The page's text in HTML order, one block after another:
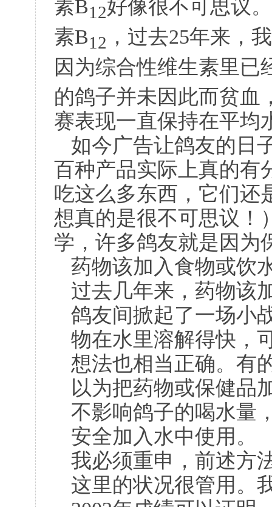
素B12好像很不可思议
素B12 ，过去25年来，
因为综合性维生素里已
的鸽子并未因此而贫血
赛表现一直保持在平均
如今广告让鸽友的日
百种产品实际上真的有
吃这么多东西，它们还
想真的是很不可思议！
学，许多鸽友就是因为
药物该加入食物或饮
过去几年来，药物该
鸽友间掀起了一场小
物在水里溶解得快，
想法也相当正确。有
以为把药物或保健品
不影响鸽子的喝水量
安全加入水中使用。
我必须重申，前述方
这里的状况很管用。